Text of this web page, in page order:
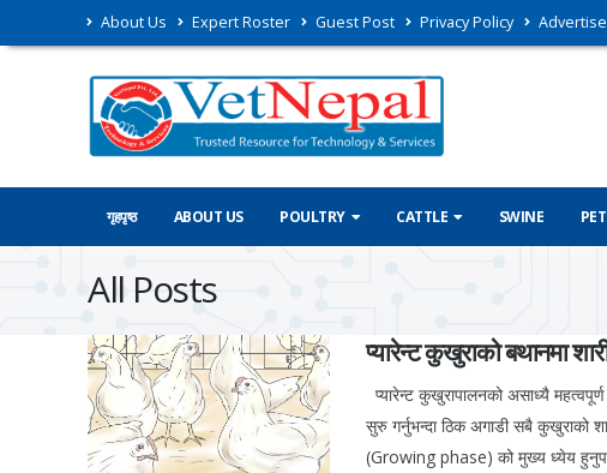
About Us Expert Roster Guest Post Privacy Policy Advertise
गृहपृष्ठ ABOUT US POULTRY CATTLE SWINE
All Posts
प्यारेन्ट कुखुराको बथानमा
प्यारेन्ट कुखुरापालनको असाध्यै
सुरु गर्नुभन्दा ठिक अगाडी सबै कुखुराको
(Growing phase) को मुख्य ध्येय